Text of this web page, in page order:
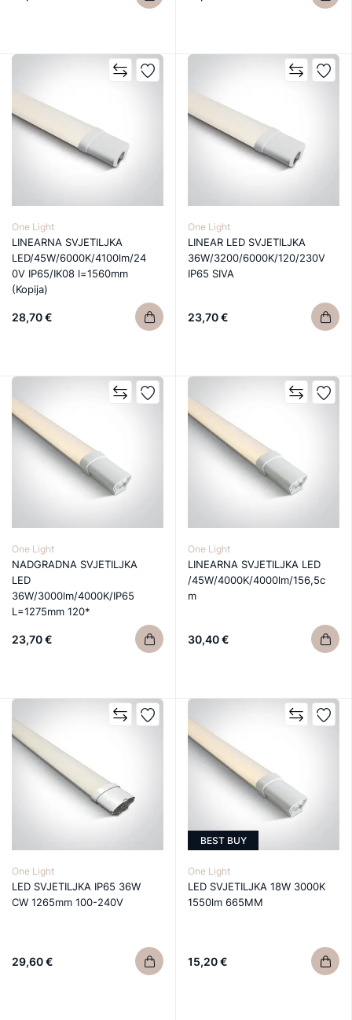
One Light
LINEARNA SVJETILJKA
LED/45W/6000K/4100lm/24
0V IP65/IK08 l=1560mm
(Kopija)
28,70 €
One Light
LINEAR LED SVJETILJKA
36W/3200/6000K/120/230V
IP65 SIVA
23,70 €
One Light
NADGRADNA SVJETILJKA
LED
36W/3000lm/4000K/IP65
L=1275mm 120*
23,70 €
One Light
LINEARNA SVJETILJKA LED
/45W/4000K/4000lm/156,5c
m
30,40 €
One Light
LED SVJETILJKA IP65 36W
CW 1265mm 100-240V
29,60 €
BEST BUY
One Light
LED SVJETILJKA 18W 3000K
1550lm 665MM
15,20 €